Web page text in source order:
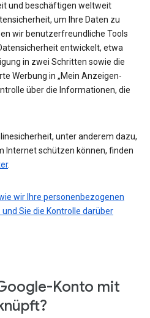
und beschäftigen weltweit
um Ihre Daten zu
wir benutzerfreundliche Tools
entwickelt, etwa
in zwei Schritten sowie die
Werbung in „Mein Anzeigen-
über die Informationen, die
unter anderem dazu,
Internet schützen können, finden
.
wir Ihre personenbezogenen
Sie die Kontrolle darüber
Konto mit